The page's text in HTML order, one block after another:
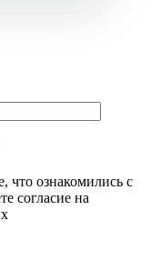
что ознакомились с
согласие на